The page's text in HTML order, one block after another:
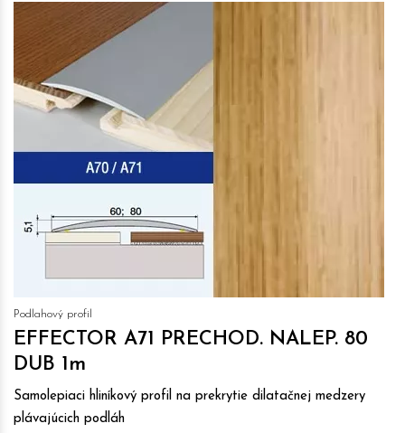
Podlahový profil
EFFECTOR A71 PRECHOD. NALEP. 80
DUB 1m
Samolepiaci hliníkový profil na prekrytie dilatačnej medzery
plávajúcich podláh